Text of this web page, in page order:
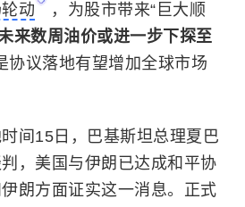
动
，为股市带来“巨大顺
来数周油价或进一步下探至
协议落地有望增加全球市场
间15日，巴基斯坦总理夏巴
，美国与伊朗已达成和平协
朗方面证实这一消息。正式